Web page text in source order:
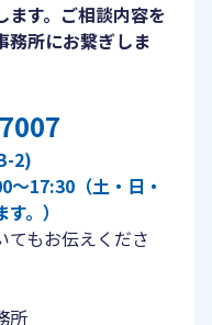
す。ご相談内容を
務所にお繋ぎしま
2)
〜17:30（土・日・
。）
てもお伝えくださ
所